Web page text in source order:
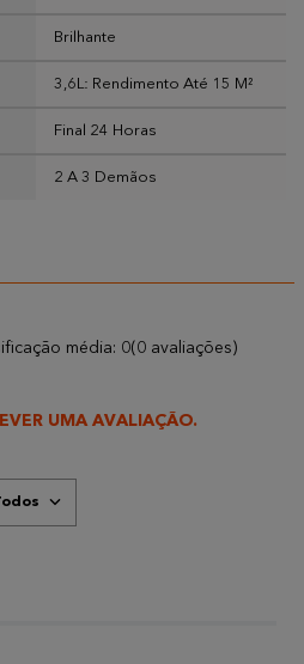
Brilhante
3,6L: Rendimento Até 15 M²
Final 24 Horas
2 A 3 Demãos
média: 0(0 avaliações)
UMA AVALIAÇÃO.